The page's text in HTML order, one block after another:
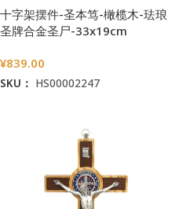
十字架摆件-圣本笃-橄榄木-珐琅
圣牌合金圣尸-33x19cm
¥839.00
SKU： HS00002247